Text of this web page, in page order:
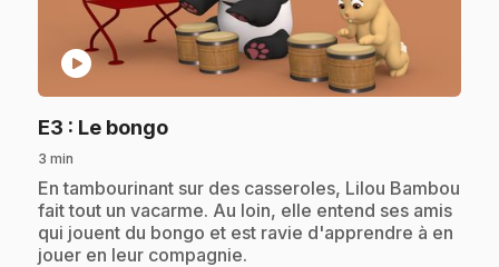
play_circle
E3 : Le bongo.
3 min
.En tambourinant sur des casseroles, Lilou Bambou
fait tout un vacarme. Au loin, elle entend ses amis
qui jouent du bongo et est ravie d'apprendre à en
jouer en leur compagnie.